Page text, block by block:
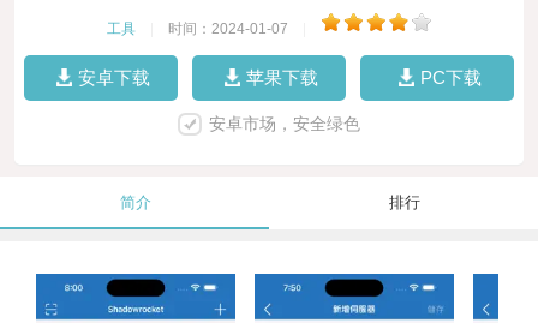
工具 时间：2024-01-07
安卓下载 苹果下载 PC下载
安卓市场，安全绿色
简介 排行